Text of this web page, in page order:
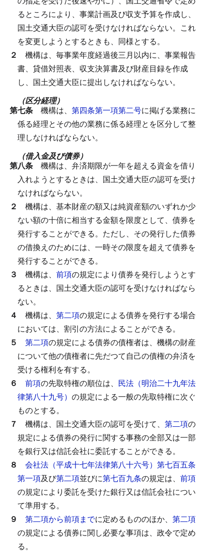
るところにより、事業計画及び収支予算を作成し、
国土交通大臣の認可を受けなければならない。 これ
を変更しようとするときも、同様とする。
２ 機構は、毎事業年度経過後三月以内に、事業報告
書、貸借対照表、収支決算書及び財産目録を作成
し、国土交通大臣に提出しなければならない。
（区分経理）
第七条 機構は、 第四条第一項第二号に掲げる業務に
係る経理とその他の業務に係る経理とを区分して整
理しなければならない。
（借入金及び債券）
第八条 機構は、弁済期限が一年を超える資金を借り
入れようとするときは、国土交通大臣の認可を受け
なければならない。
２ 機構は、基本財産の額又は純資産額のいずれか少
ない額の十倍に相当する金額を限度として、債券を
発行することができる。 ただし、その発行した債券
の借換えのためには、一時その限度を超えて債券を
発行することができる。
３ 機構は、 前項の規定により債券を発行しようとす
るときは、国土交通大臣の認可を受けなければなら
ない。
４ 機構は、 第二項の規定による債券を発行する場合
においては、割引の方法によることができる。
５ 第二項の規定による債券の債権者は、機構の財産
について他の債権者に先だつて自己の債権の弁済を
受ける権利を有する。
６ 前項の先取特権の順位は、 民法（明治二十九年法
律第八十九号） の規定による一般の先取特権に次ぐ
ものとする。
７ 機構は、国土交通大臣の認可を受けて、 第二項の
規定による債券の発行に関する事務の全部又は一部
を銀行又は信託会社に委託することができる。
８ 会社法（平成十七年法律第八十六号）第七百五条
第一項及び第二項並びに第七百九条の規定は、 前項
の規定により委託を受けた銀行又は信託会社につい
て準用する。
９ 第二項から前項までに定めるもののほか、 第二項
の規定による債券に関し必要な事項は、政令で定め
る。